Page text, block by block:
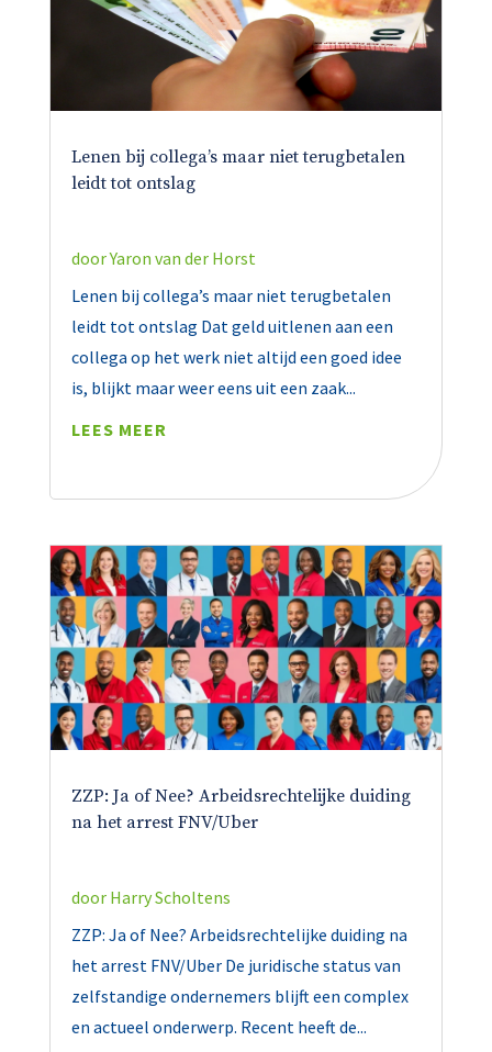
Lenen bij collega’s maar niet terugbetalen
leidt tot ontslag
doorYaron van der Horst
Lenen bij collega’s maar niet terugbetalen
leidt tot ontslag Dat geld uitlenen aan een
collega op het werk niet altijd een goed idee
is, blijkt maar weer eens uit een zaak...
LEES MEER
ZZP: Ja of Nee? Arbeidsrechtelijke duiding
na het arrest FNV/Uber
door Harry Scholtens
ZZP: Ja of Nee? Arbeidsrechtelijke duiding na
het arrest FNV/Uber De juridische status van
zelfstandige ondernemers blijft een complex
en actueel onderwerp. Recent heeft de...